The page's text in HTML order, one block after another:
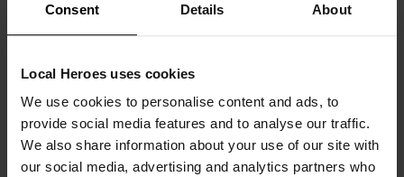
Consent Details About
Local Heroes uses cookies
We use cookies to personalise content and ads, to
provide social media features and to analyse our traffic.
We also share information about your use of our site with
our social media, advertising and analytics partners who
100% poliester
Wzrost modelki: 176 cm
XS S M L
SZEROKOŚĆ W TALII 32cm 34cm 36cm 38cm
DARMOWA DOSTAWA OD 399 PLN
Nazwa produktu:
Kod produktu:
LHKS22SPC0001COLMU
Marka:
Local Heroes
Producent:
Greenpoint S.A., ul. Domagały 3, 30-
741 Kraków -Kontakt
ZWROTY
Możesz dokonać zwrotu produktu w ciągu 14 dni od otrzymania
zamówienia. Więcej informacji znajdziesz
OPINIE